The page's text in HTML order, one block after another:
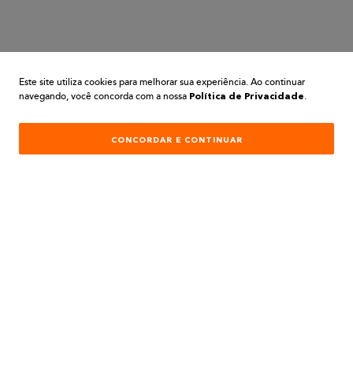
Este site utiliza cookies para melhorar sua experiência. Ao continuar
navegando, você concorda com a nossa Política de Privacidade.
CONCORDAR E CONTINUAR